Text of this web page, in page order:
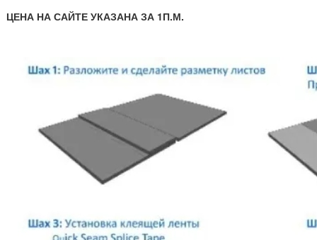
ЦЕНА НА САЙТЕ УКАЗАНА ЗА 1П.М.